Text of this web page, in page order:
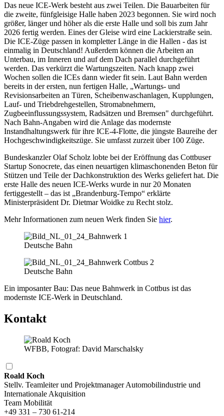
Das neue ICE-Werk besteht aus zwei Teilen. Die Bauarbeiten für
die zweite, fünfgleisige Halle haben 2023 begonnen. Sie wird noch
größer, länger und höher als die erste Halle und soll bis zum Jahr
2026 fertig werden. Eines der Gleise wird eine Lackierstraße sein.
Die ICE-Züge passen in kompletter Länge in die Hallen - das ist
einmalig in Deutschland! Außerdem können die Arbeiten an
Unterbau, im Inneren und auf dem Dach parallel durchgeführt
werden. Das verkürzt die Wartungszeiten. Nach knapp zwei
Wochen sollen die ICEs dann wieder fit sein. Laut Bahn werden
bereits in der ersten, nun fertigen Halle, „Wartungs- und
Revisionsarbeiten an Türen, Scheibenwaschanlagen, Kupplungen,
Lauf- und Triebdrehgestellen, Stromabnehmern,
Zugbeeinflussungssystem, Radsätzen und Bremsen" durchgeführt.
Nach Bahn-Angaben wird die Anlage das modernste
Instandhaltungswerk für ihre ICE-4-Flotte, die jüngste Baureihe der
Hochgeschwindigkeitszüge. Sie umfasst zurzeit über 100 Züge.
Bundeskanzler Olaf Scholz lobte bei der Eröffnung das Cottbuser
Startup Sonocrete, das einen neuartigen klimaschonenden Beton für
Stützen und Teile der Dachkonstruktion des Werks geliefert hat. Die
erste Halle des neuen ICE-Werks wurde in nur 20 Monaten
fertiggestellt – das ist „Brandenburg-Tempo“ erklärte
Ministerpräsident Dr. Dietmar Woidke zu Recht stolz.
Mehr Informationen zum neuen Werk finden Sie hier.
Deutsche Bahn
Deutsche Bahn
Ein imposanter Bau: Das neue Bahnwerk in Cottbus ist das
modernste ICE-Werk in Deutschland.
Kontakt
WFBB, Fotograf: David Marschalsky
Roald Koch
Stellv. Teamleiter und Projektmanager Automobilindustrie und
Internationale Akquisition
Team Mobilität
+49 331 – 730 61-214